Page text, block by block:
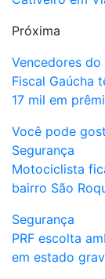
Próxima
Vencedores
Fiscal Gaúcha
17 mil em
Você pode
Segurança
Motociclista
bairro São
Segurança
PRF escolta
em estado